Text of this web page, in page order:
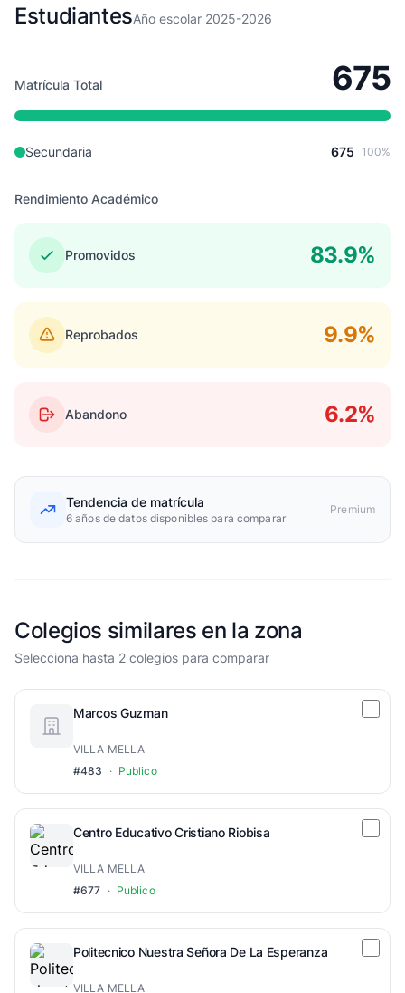
EstudiantesAño escolar 2025-2026
Matrícula Total 675
Secundaria 675 100%
Rendimiento Académico
Promovidos 83.9%
Reprobados 9.9%
Abandono 6.2%
Tendencia de matrícula
6 años de datos disponibles para comparar
Premium
Colegios similares en la zona
Selecciona hasta 2 colegios para comparar
Marcos Guzman
VILLA MELLA
#483
· Publico
Centro Educativo Cristiano Riobisa
VILLA MELLA
#677 · Publico
Politecnico Nuestra Señora De La Esperanza
VILLA MELLA